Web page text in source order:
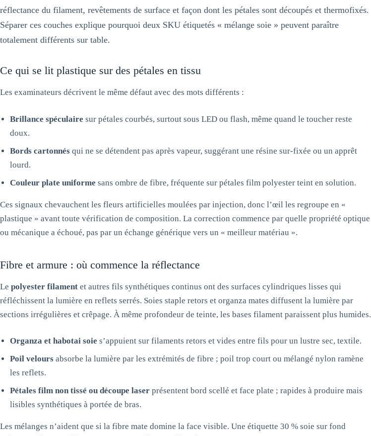
réflectance du filament, revêtements de surface et façon dont les pétales sont découpés et thermofixés.
Séparer ces couches explique pourquoi deux SKU étiquetés « mélange soie » peuvent paraître
totalement différents sur table.
Ce qui se lit plastique sur des pétales en tissu
Les examinateurs décrivent le même défaut avec des mots différents :
Brillance spéculaire sur pétales courbés, surtout sous LED ou flash, même quand le toucher reste
doux.
Bords cartonnés qui ne se détendent pas après vapeur, suggérant une résine sur-fixée ou un apprêt
lourd.
Couleur plate uniforme sans ombre de fibre, fréquente sur pétales film polyester teint en solution.
Ces signaux chevauchent les fleurs artificielles moulées par injection, donc l’œil les regroupe en «
plastique » avant toute vérification de composition. La correction commence par quelle propriété optique
ou mécanique a échoué, pas par un échange générique vers un « meilleur matériau ».
Fibre et armure : où commence la réflectance
Le polyester filament et autres fils synthétiques continus ont des surfaces cylindriques lisses qui
réfléchissent la lumière en reflets serrés. Soies staple retors et organza mates diffusent la lumière par
sections irrégulières et crêpage. À même profondeur de teinte, les bases filament paraissent plus humides.
Organza et habotai soie s’appuient sur filaments retors et vides entre fils pour un lustre sec, textile.
Poil velours absorbe la lumière par les extrémités de fibre ; poil trop court ou mélangé nylon ramène
les reflets.
Pétales film non tissé ou découpe laser présentent bord scellé et face plate ; rapides à produire mais
lisibles synthétiques à portée de bras.
Les mélanges n’aident que si la fibre mate domine la face visible. Une étiquette 30 % soie sur fond